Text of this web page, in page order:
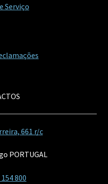
Serviço
661 r/c
PORTUGAL
800